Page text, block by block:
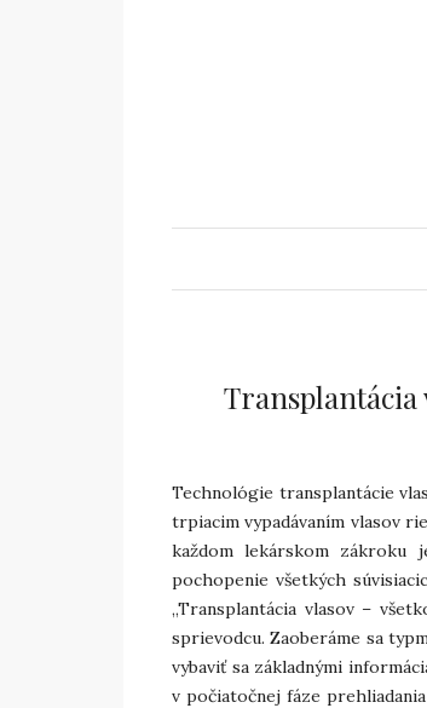
Transplantácia
Technológie transplantácie
trpiacim vypadávaním vlasov
každom lekárskom zákroku
pochopenie všetkých
„Transplantácia vlasov –
sprievodcu. Zaoberáme sa
vybaviť sa základnými
v počiatočnej fáze